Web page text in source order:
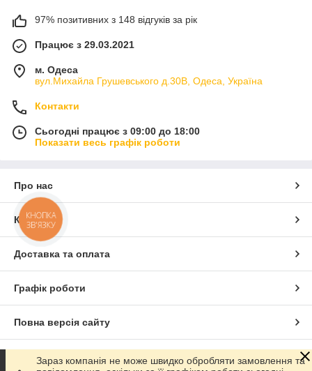
97% позитивних з 148 відгуків за рік
Працює з 29.03.2021
м. Одеса
вул.Михайла Грушевського д.30В, Одеса, Україна
Контакти
Сьогодні працює з 09:00 до 18:00
Показати весь графік роботи
Про нас
Контакти
Доставка та оплата
Графік роботи
Повна версія сайту
Сайт створено на маркетплейсі Prom.ua
Зараз компанія не може швидко обробляти замовлення та
КНОПКА
ЗВ'ЯЗКУ